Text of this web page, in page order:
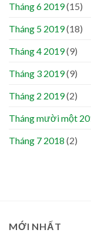
Tháng 6 2019(15)
Tháng 5 2019(18)
Tháng 4 2019(9)
Tháng 3 2019(9)
Tháng 2 2019(2)
Tháng mười một
Tháng 7 2018 (2)
MỚI NHẤT